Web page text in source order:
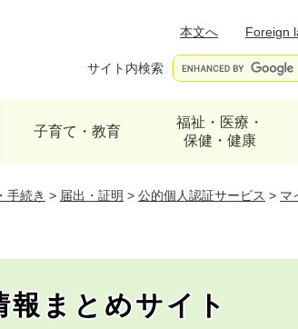
本文へ
Foreign
サイト内検索
子育て・教育
福祉・医療・
保健・健康
手続き > 届出・証明 > 公的個人認証サービス > マ
まとめサイト